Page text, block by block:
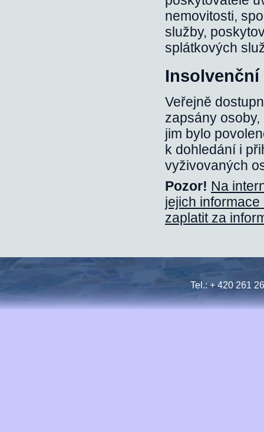
nemovitosti,
služby,
splátkových
Veřejně
zapsány
jim bylo
k dohledání i
vyživovaných
Pozor! Na
jejich
zaplatit za
Tel.: + 420 261